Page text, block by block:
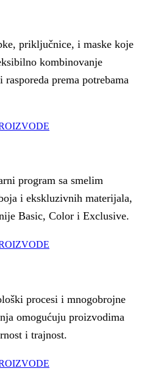
priključnice, i maske koje
kombinovanje
rasporeda prema potrebama
program sa smelim
i ekskluzivnih materijala,
Basic, Color i Exclusive.
procesi i mnogobrojne
omogućuju proizvodima
i trajnost.